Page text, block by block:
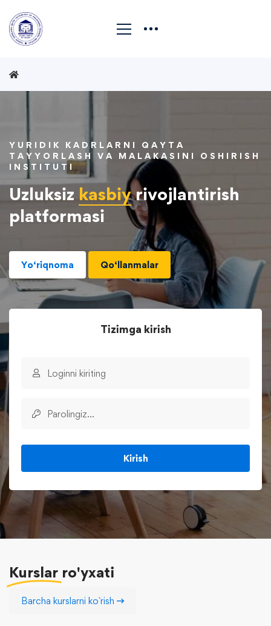
YURIDIK KADRLARNI QAYTA
TAYYORLASH VA MALAKASINI OSHIRISH
INSTITUTI
Uzluksiz kasbiyrivojlantirish
platformasi
Yo‘riqnoma Qo‘llanmalar
Tizimga kirish
Kirish
Kurslar ro'yxati
Barcha kurslarni ko`rish